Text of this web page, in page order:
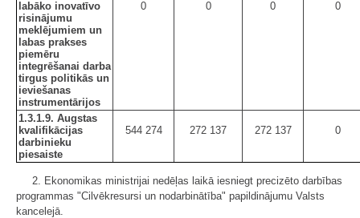
labāko inovatīvo
risinājumu
meklējumiem un
labas prakses
piemēru
integrēšanai darba
tirgus politikās un
ieviešanas
instrumentārijos
0 0 0 0
1.3.1.9. Augstas
kvalifikācijas
darbinieku
piesaiste
544 274 272 137 272 137 0
2. Ekonomikas ministrijai nedēļas laikā iesniegt precizēto darbības
programmas "Cilvēkresursi un nodarbinātība" papildinājumu Valsts
kancelejā.